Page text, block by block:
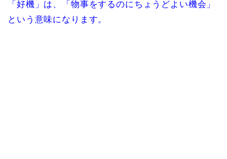
「好機」は、「物事をするのにちょうどよい機会」
という意味になります。